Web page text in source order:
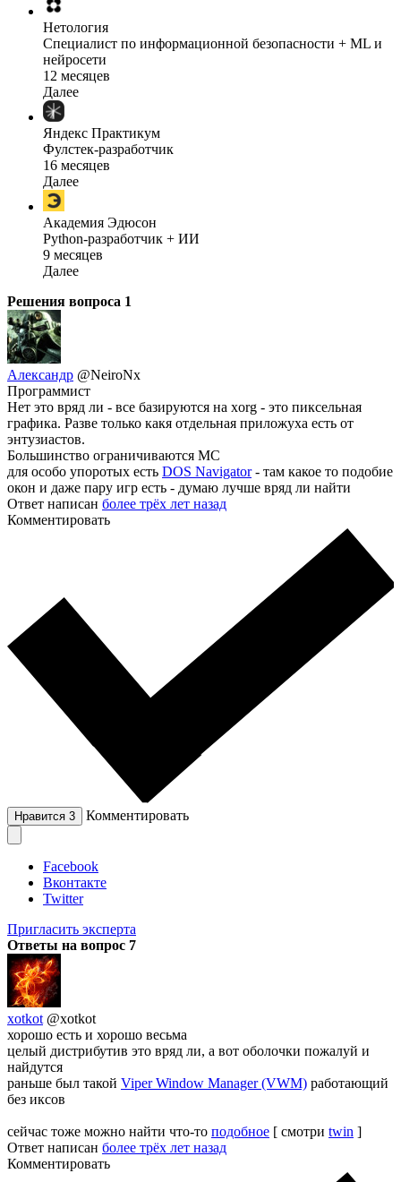
Нетология
Специалист по информационной безопасности + ML и
нейросети
12 месяцев
Далее
Яндекс Практикум
Фулстек-разработчик
16 месяцев
Далее
Академия Эдюсон
Python-разработчик + ИИ
9 месяцев
Далее
Решения вопроса 1
Александр @NeiroNx
Программист
Нет это вряд ли - все базируются на xorg - это пиксельная
графика. Разве только какя отдельная приложуха есть от
энтузиастов.
Большинство ограничиваются MC
для особо упоротых есть DOS Navigator- там какое то подобие
окон и даже пару игр есть - думаю лучше вряд ли найти
Ответ написан более трёх лет назад
Комментировать
Нравится 3 Комментировать
Facebook
Вконтакте
Twitter
Пригласить эксперта
Ответы на вопрос 7
xotkot @xotkot
хорошо есть и хорошо весьма
целый дистрибутив это вряд ли, а вот оболочки пожалуй и
найдутся
раньше был такой Viper Window Manager (VWM) работающий
без иксов
сейчас тоже можно найти что-то подобное [ смотри twin ]
Ответ написан более трёх лет назад
Комментировать